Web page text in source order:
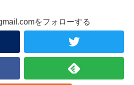
をフォローする